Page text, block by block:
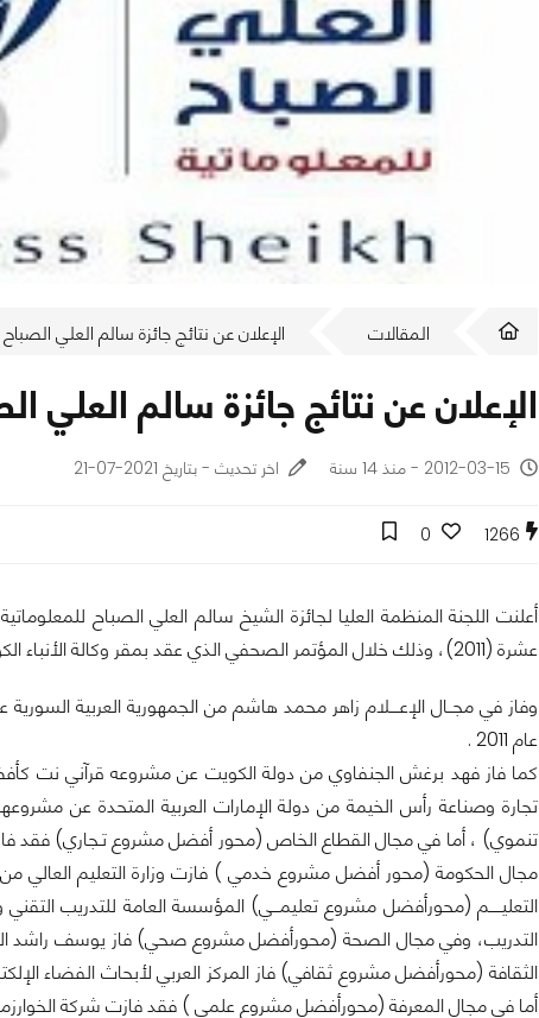
المقالات الإعلان عن نتائج جائزة سالم العلي
الإعلان عن نتائج جائزة سالم العلي
2012-03-15 - منذ 14 سنة اخر تحديث - بتاريخ 2021-07-21
1266
0
أعلنت اللجنة المنظمة العليا لجائزة الشيخ سالم العلي الصباح
عشرة (2011)، وذلك خلال المؤتمر الصحفي الذي عقد بمقر وكالة الأنباء الكويتية "كونا" صباح يوم الاثنين الموافق 12/3/2012م.
وفاز في مجــال الإعــــلام زاهر محمد هاشم من الجمهورية العربية
عام 2011 .
كما فاز فهد برغش الجنفاوي من دولة الكويت عن مشروعه قرآني نت
تجارة وصناعة رأس الخيمة من دولة الإمارات العربية المتحدة عن
تنموي) ، أما في مجال القطاع الخاص (محور أفضل مشروع تـجاري) فقد
مجال الحكومة (محور أفضل مشروع خدمي ) فازت وزارة التعليم العالي من
التعليـــــم (محورأفضل مشروع تعليمـــي) المؤسسة العامة للتدريب
التدريب، وفي مجال الصحة (محورأفضل مشروع صحي) فاز يوسف راشد
الثقافة (محورأفضل مشروع ثقافي) فاز المركز العربي لأبحاث الفضاء
أما في مجال المعرفة (محورأفضل مشروع علمي ) فقد فازت شركة